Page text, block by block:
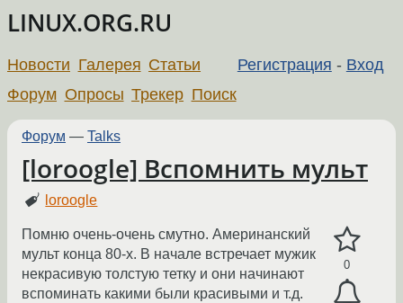
LINUX.ORG.RU
Регистрация - Вход
Новости Галерея Статьи
Форум Опросы Трекер Поиск
Форум — Talks
[loroogle] Вспомнить мульт
loroogle
0
Помню очень-очень смутно. Америнанский
мульт конца 80-х. В начале встречает мужик
некрасивую толстую тетку и они начинают
вспоминать какими были красивыми и т.д.